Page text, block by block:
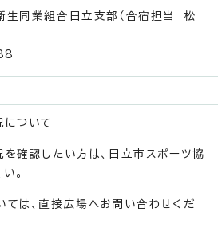
生同業組合日立支部（合宿担当 松
について
確認したい方は、日立市スポーツ協
。
は、直接広場へお問い合わせくだ